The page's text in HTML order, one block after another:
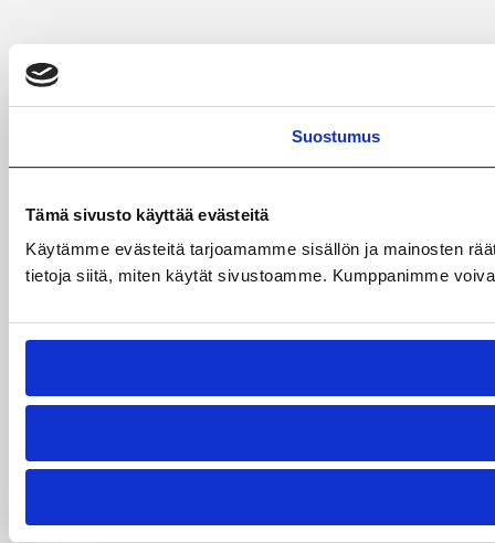
Suostumus
Tämä sivusto käyttää evästeitä
Käytämme evästeitä tarjoamamme sisällön ja mainosten
tietoja siitä, miten käytät sivustoamme. Kumppanimme